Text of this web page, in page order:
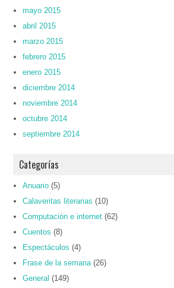
mayo 2015
abril 2015
marzo 2015
febrero 2015
enero 2015
diciembre 2014
noviembre 2014
octubre 2014
septiembre 2014
Categorías
Anuario (5)
Calaveritas literarias (10)
Computación e internet (62)
Cuentos (8)
Espectáculos (4)
Frase de la semana (26)
General (149)